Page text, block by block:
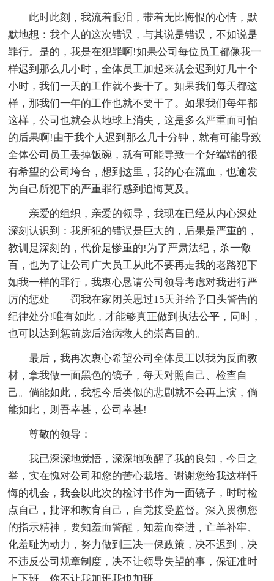
此时此刻，我流着眼泪，带着无比悔恨的心情，默
默地想：我个人的这次错误，与其说是错误，不如说是
罪行。是的，我是在犯罪啊!如果公司每位员工都像我一
样迟到那么几小时，全体员工加起来就会迟到好几十个
小时，我们一天的工作就不要干了。如果我们每天都这
样，那我们一年的工作也就不要干了。如果我们每年都
这样，公司也就会从地球上消失，这是多么严重而可怕
的后果啊!由于我个人迟到那么几十分钟，就有可能导致
全体公司员工丢掉饭碗，就有可能导致一个好端端的很
有希望的公司垮台，想到这里，我的心在流血，也逾发
为自己所犯下的严重罪行感到追悔莫及。
亲爱的组织，亲爱的领导，我现在已经从内心深处
深刻认识到：我所犯的错误是巨大的，后果是严重的，
教训是深刻的，代价是惨重的!为了严肃法纪，杀一儆
百，也为了让公司广大员工从此不要再走我的老路犯下
如我一样的罪行，我衷心恳请公司领导考虑对我进行严
厉的惩处——罚我在家闭关思过15天并给予口头警告的
纪律处分!唯有如此，才能够真正做到执法公平，同时，
也可以达到惩前毖后治病救人的崇高目的。
最后，我再次衷心希望公司全体员工以我为反面教
材，拿我做一面黑色的镜子，每天对照自己、检查自
己。倘能如此，我想今后类似的悲剧就不会再上演，倘
能如此，则吾幸甚，公司幸甚!
尊敬的领导：
我已深深地觉悟，深深地唤醒了我的良知，今日之
举，实在愧对公司和您的苦心栽培。谢谢您给我这样忏
悔的机会，我会以此次的检讨书作为一面镜子，时时检
点自己，批评和教育自己，自觉接受监督。深入贯彻您
的指示精神，要知羞而警醒，知羞而奋进，亡羊补牢、
化羞耻为动力，努力做到三决一保政策，决不迟到，决
不违反公司规章制度，决不让领导失望的事，保证准时